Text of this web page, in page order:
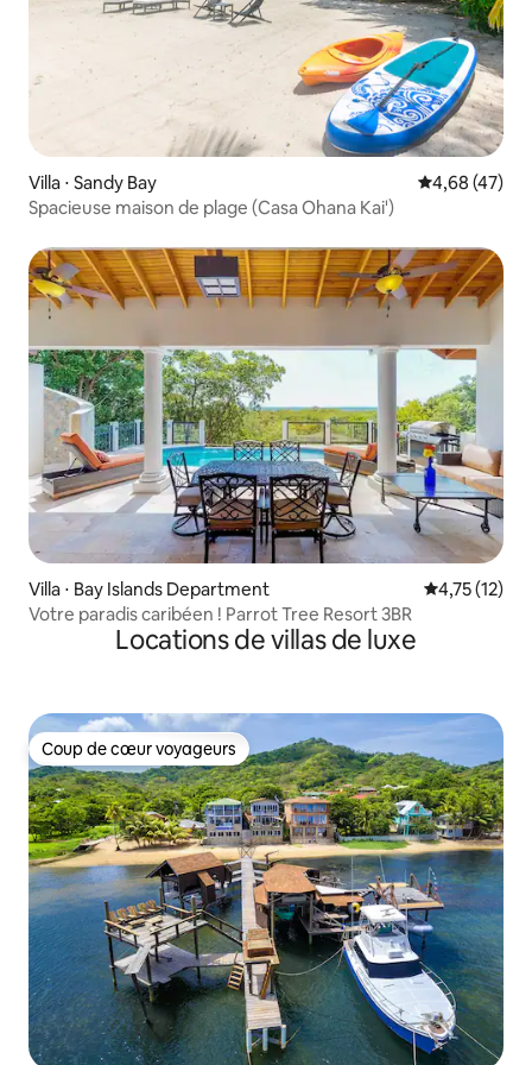
Villa ⋅ Sandy Bay Évaluation
4,68 (47)
Spacieuse maison de plage (Casa Ohana Kai')
Villa ⋅ Bay Islands Department Évaluation
4,75 (12)
Votre paradis caribéen ! Parrot Tree Resort 3BR
Locations de villas de luxe
Coup de cœur voyageurs
Coup de cœur voyageurs